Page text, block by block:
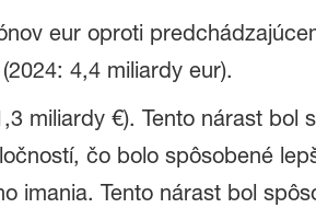
eur oproti
4,4 miliardy eur).
miliardy €). Tento nárast bol
čo bolo spôsobené
imania. Tento nárast bol